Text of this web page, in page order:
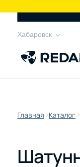
Хабаровск
Главная Каталог